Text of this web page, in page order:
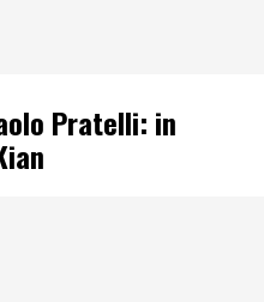
Pratelli: in